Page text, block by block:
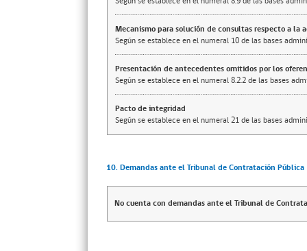
Mecanismo para solución de consultas respecto a la
Según se establece en el numeral 10 de las bases
Presentación de antecedentes omitidos por los
Según se establece en el numeral 8.2.2 de las bases
Pacto de integridad
Según se establece en el numeral 21 de las bases
10. Demandas ante el Tribunal de Contratación Pública
No cuenta con demandas ante el Tribunal de